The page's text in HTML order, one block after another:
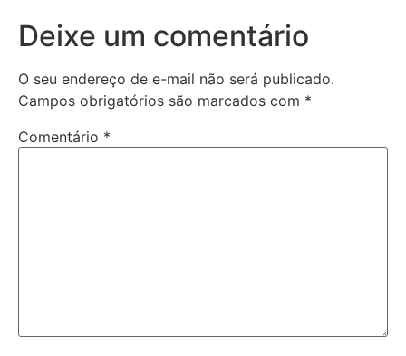
Deixe um comentário
O seu endereço de e-mail não será publicado.
Campos obrigatórios são marcados com *
Comentário *